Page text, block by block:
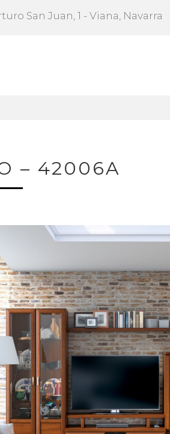
San Juan, 1 - Viana, Navarra
– 42006A